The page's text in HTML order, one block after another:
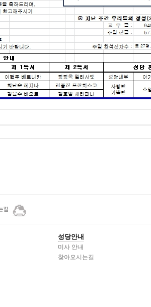
성당안내
미사 안내
찾아오시는길